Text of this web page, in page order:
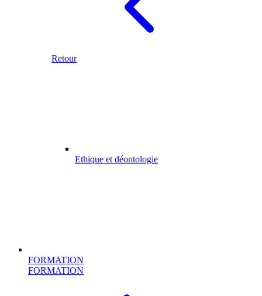
Retour
Ethique et déontologie
FORMATION
FORMATION